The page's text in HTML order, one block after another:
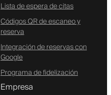
Lista de espera de citas
Códigos QR de escaneo y
reserva
Integración de reservas con
Google
Programa de fidelización
Empresa